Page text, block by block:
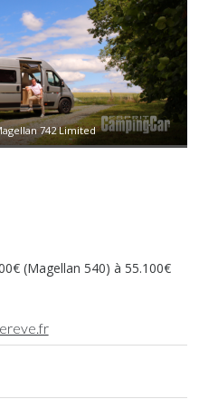
742 Limited
(Magellan 540) à 55.100€